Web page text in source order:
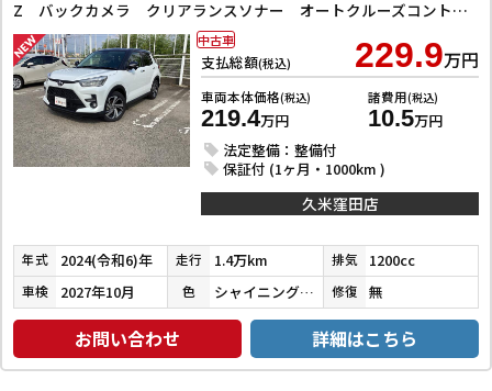
Z バックカメラ クリアランスソナー オートクルーズコントロール レーンアシスト 衝突被害軽減システム TV LEDヘッドランプ アルミホイール スマートキー アイドリングストップ 電動格納ミラー
支払総額(税込) 229.9万円
車両本体価格(税込)
219.4万円
諸費用(税込)
10.5万円
法定整備：整備付
保証付 (1ヶ月・1000km )
中古車
久米窪田店
年式 2024(令和6)年 走行 1.4万km 排気 1200cc
車検 2027年10月 色 シャイニングホワイトパール／ブラックマイカメタリック 修復 無
お問い合わせ 詳細はこちら